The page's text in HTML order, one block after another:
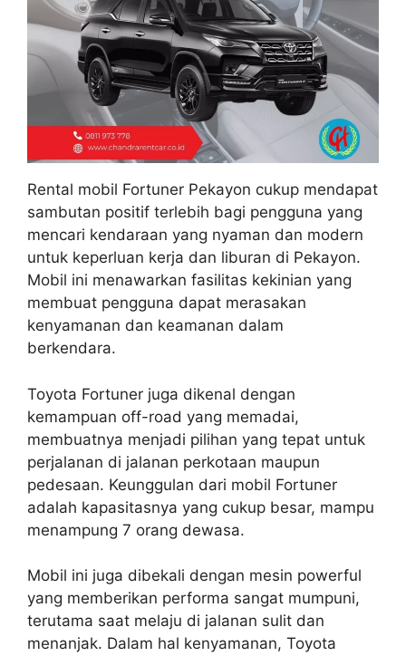
Rental mobil Fortuner Pekayon cukup mendapat
sambutan positif terlebih bagi pengguna yang
mencari kendaraan yang nyaman dan modern
untuk keperluan kerja dan liburan di Pekayon.
Mobil ini menawarkan fasilitas kekinian yang
membuat pengguna dapat merasakan
kenyamanan dan keamanan dalam
berkendara.
Toyota Fortuner juga dikenal dengan
kemampuan off-road yang memadai,
membuatnya menjadi pilihan yang tepat untuk
perjalanan di jalanan perkotaan maupun
pedesaan. Keunggulan dari mobil Fortuner
adalah kapasitasnya yang cukup besar, mampu
menampung 7 orang dewasa.
Mobil ini juga dibekali dengan mesin powerful
yang memberikan performa sangat mumpuni,
terutama saat melaju di jalanan sulit dan
menanjak. Dalam hal kenyamanan, Toyota